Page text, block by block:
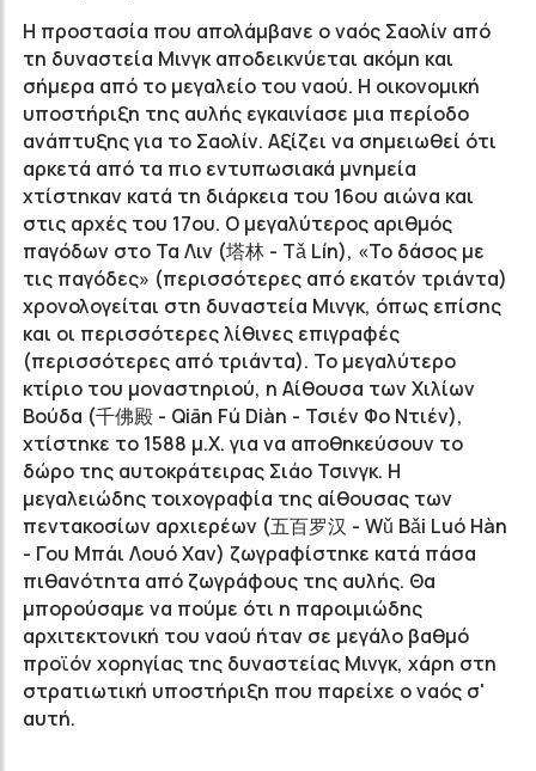
Η προστασία που απολάμβανε ο ναός Σαολίν από
τη δυναστεία Μινγκ αποδεικνύεται ακόμη και
σήμερα από το μεγαλείο του ναού. Η οικονομική
υποστήριξη της αυλής εγκαινίασε μια περίοδο
ανάπτυξης για το Σαολίν. Αξίζει να σημειωθεί ότι
αρκετά από τα πιο εντυπωσιακά μνημεία
χτίστηκαν κατά τη διάρκεια του 16ου αιώνα και
στις αρχές του 17ου. Ο μεγαλύτερος αριθμός
παγόδων στο Τα Λιν (塔林 - Tǎ Lín), «Το δάσος με
τις παγόδες» (περισσότερες από εκατόν τριάντα)
χρονολογείται στη δυναστεία Μινγκ, όπως επίσης
και οι περισσότερες λίθινες επιγραφές
(περισσότερες από τριάντα). Το μεγαλύτερο
κτίριο του μοναστηριού, η Αίθουσα των Χιλίων
Βούδα (千佛殿 - Qiān Fú Diàn - Τσιέν Φο Ντιέν),
χτίστηκε το 1588 μ.Χ. για να αποθηκεύσουν το
δώρο της αυτοκράτειρας Σιάο Τσινγκ. Η
μεγαλειώδης τοιχογραφία της αίθουσας των
πεντακοσίων αρχιερέων (五百罗汉 - Wǔ Bǎi Luó Hàn
- Γου Μπάι Λουό Χαν) ζωγραφίστηκε κατά πάσα
πιθανότητα από ζωγράφους της αυλής. Θα
μπορούσαμε να πούμε ότι η παροιμιώδης
αρχιτεκτονική του ναού ήταν σε μεγάλο βαθμό
προϊόν χορηγίας της δυναστείας Μινγκ, χάρη στη
στρατιωτική υποστήριξη που παρείχε ο ναός σ'
αυτή.